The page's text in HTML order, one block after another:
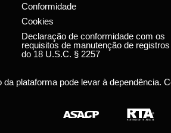
Conformidade
Cookies
Declaração de conformidade com os
requisitos de manutenção de registros
do 18 U.S.C. § 2257
da plataforma pode levar à dependência.